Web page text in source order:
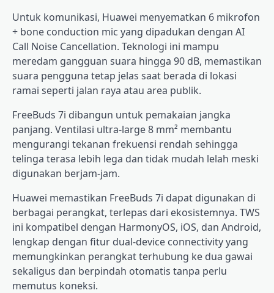
Untuk komunikasi, Huawei menyematkan 6 mikrofon
+ bone conduction mic yang dipadukan dengan AI
Call Noise Cancellation. Teknologi ini mampu
meredam gangguan suara hingga 90 dB, memastikan
suara pengguna tetap jelas saat berada di lokasi
ramai seperti jalan raya atau area publik.
FreeBuds 7i dibangun untuk pemakaian jangka
panjang. Ventilasi ultra-large 8 mm² membantu
mengurangi tekanan frekuensi rendah sehingga
telinga terasa lebih lega dan tidak mudah lelah meski
digunakan berjam-jam.
Huawei memastikan FreeBuds 7i dapat digunakan di
berbagai perangkat, terlepas dari ekosistemnya. TWS
ini kompatibel dengan HarmonyOS, iOS, dan Android,
lengkap dengan fitur dual-device connectivity yang
memungkinkan perangkat terhubung ke dua gawai
sekaligus dan berpindah otomatis tanpa perlu
memutus koneksi.